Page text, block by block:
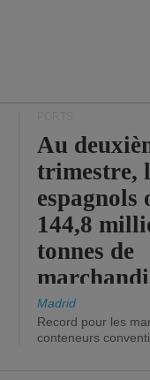
Au
trimestre,
144,8
tonnes de
(+2,9%).
Madrid
Record pour les
conteneurs